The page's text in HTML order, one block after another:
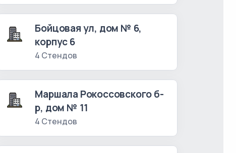
Бойцовая ул, дом № 6,
корпус 6
4 Стендов
Маршала Рокоссовского б-
р, дом № 11
4 Стендов